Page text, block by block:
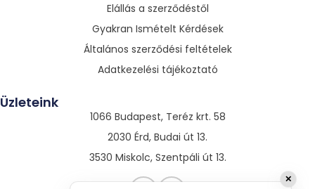
Elállás a szerződéstől
Gyakran Ismételt Kérdések
Általános szerződési feltételek
Adatkezelési tájékoztató
Üzleteink
1066 Budapest, Teréz krt. 58
2030 Érd, Budai út 13.
3530 Miskolc, Szentpáli út 13.
✕